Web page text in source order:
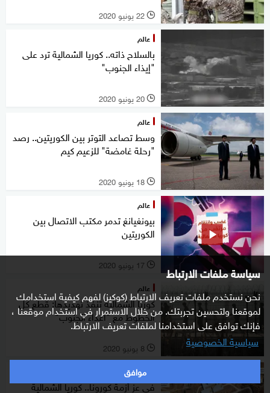
سياسة ملفات الارتباط
نحن نستخدم ملفات تعريف الارتباط (كوكيز) لفهم كيفية استخدامك
لموقعنا ولتحسين تجربتك. من خلال الاستمرار في استخدام موقعنا ،
فإنك توافق على استخدامنا لملفات تعريف الارتباط.
سياسية الخصوصية
موافق
l 22 يونيو 2020
عالم
بالسلاح ذاته.. كوريا الشمالية ترد على
"إيذاء الجنوب"
l 20 يونيو 2020
عالم
وسط تصاعد التوتر بين الكوريتين.. رصد
"رحلة غامضة" للزعيم كيم
l 18 يونيو 2020
عالم
بيونغيانغ تدمر مكتب الاتصال بين
الكوريتين
l 17 يونيو 2020
عالم
كوريا الشمالية تنفذ تهديدها: قطع كل
الخطوط مع "أعداء الجنوب"
l 8 يونيو 2020
عالم
في عز أزمة كورونا.. كوريا الشمالية